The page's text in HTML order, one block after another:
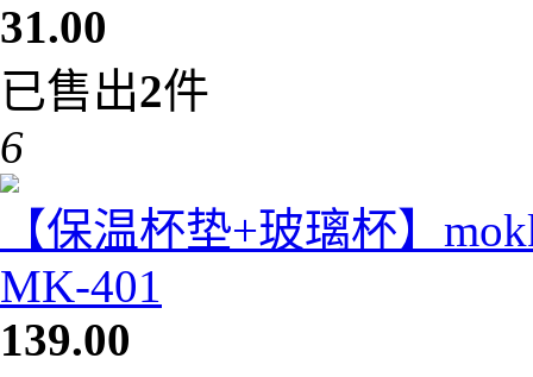
31.00
已售出2件
6
【保温杯垫+玻璃杯】
MK-401
139.00